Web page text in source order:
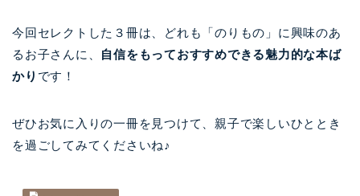
今回セレクトした３冊は、どれも「のりもの」に興味のあ
るお子さんに、 自信をもっておすすめできる魅力的な本ば
かり です！
ぜひお気に入りの一冊を見つけて、親子で楽しいひととき
を過ごしてみてくださいね♪